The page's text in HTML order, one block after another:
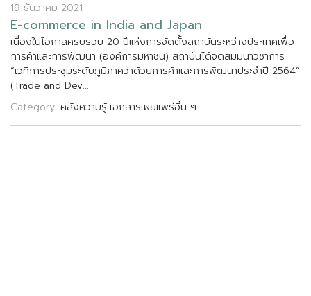
19 ธันวาคม 2021
E-commerce in India and Japan
เนองในโอกาสครบรอบ 20 ปแหงการจดตงสถาบนระหวางประเทศเพอ
การคาและการพฒนา (องคการมหาชน) สถาบนไดจดสมมนาวชาการ
“เวทการประชมระดบภมภาควาดวยการคาและการพฒนาประจป 2564”
(Trade and Dev...
Category: คลังความรู้เอกสารเผยแพร่อื่น ๆ